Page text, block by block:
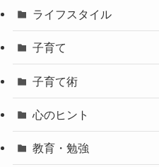
ライフスタイル
子育て
子育て術
心のヒント
教育・勉強